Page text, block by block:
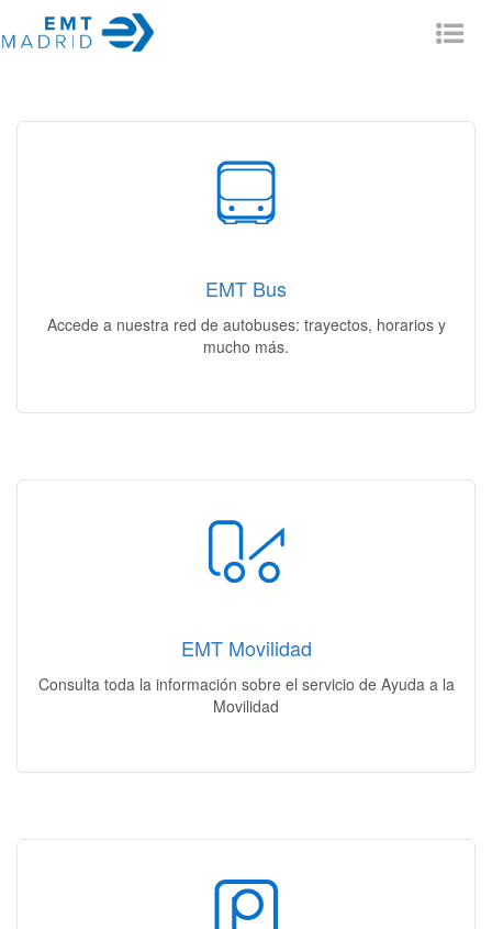
EMT Bus
Accede a nuestra red de autobuses: trayectos, horarios y
mucho más.
Muévete en Bus
Acceso
EMT Movilidad
Consulta toda la información sobre el servicio de Ayuda a la
Movilidad
Ayuda a la Movilidad
Acceso
Nuestros Aparcamientos